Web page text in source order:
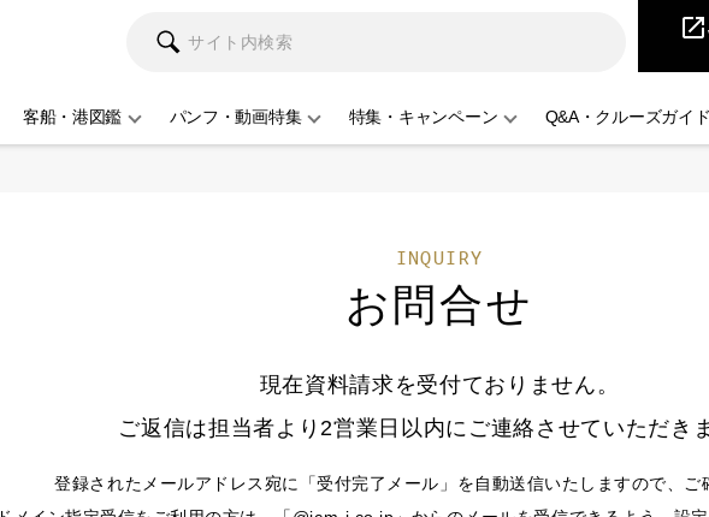
open_in_new
客船・港図鑑 パンフ・動画特集 特集・キャンペーン Q&A・クルーズガイ
INQUIRY
お問合せ
現在資料請求を受付ておりません。
ご返信は担当者より2営業日以内にご連絡させていただき
登録されたメールアドレス宛に「受付完了メール」を自動送信いたしますので、ご